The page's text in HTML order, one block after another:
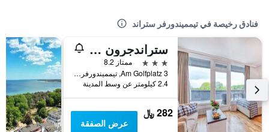
فنادق رخيصة في تيمميندورفر ستراند
ستراندجرون جولف آند سبا ريزورت
3 نجوم
ممتاز 8.2
Am Golfplatz 3, تيمميندورفر ستراند, شليسفيغ-هولشتاين, ألمانيا
2.4 كيلومتر عن وسط المدينة
282 ﷼
عرض الصفقة